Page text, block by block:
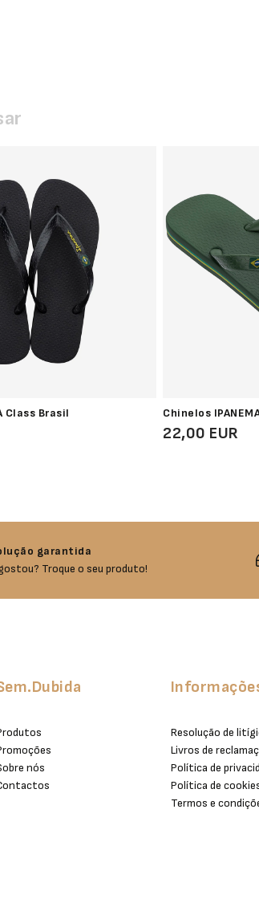
Class Brasil Chinelos
22,00 EUR
garantida
Troque o seu produto!
nós
Resolução de
Livros de
Política de
Política de
Termos e